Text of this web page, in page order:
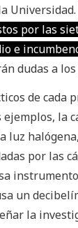
Universidad.
por las
e
dudas a
de cada
la
luz
por las
un
la